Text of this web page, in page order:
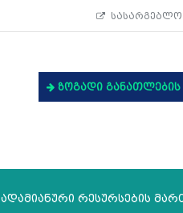
სასარგებლო
ზოგადი
ადამიანური რესურსების